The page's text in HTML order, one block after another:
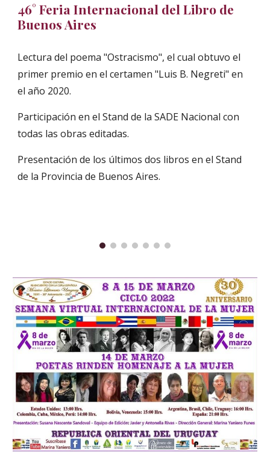
46° Feria Internacional del Libro de
Buenos Aires
Lectura del poema "Ostracismo", el cual obtuvo el
primer premio en el certamen "Luis B. Negreti" en
el año 2020.
Participación en el Stand de la SADE Nacional con
todas las obras editadas.
Presentación de los últimos dos libros en el Stand
de la Provincia de Buenos Aires.